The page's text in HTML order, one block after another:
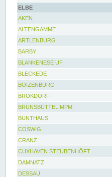
ELBE
AKEN
ALTENGAMME
ARTLENBURG
BARBY
BLANKENESE UF
BLECKEDE
BOIZENBURG
BROKDORF
BRUNSBÜTTEL MPM
BUNTHAUS
COSWIG
CRANZ
CUXHAVEN STEUBENHÖFT
DAMNATZ
DESSAU